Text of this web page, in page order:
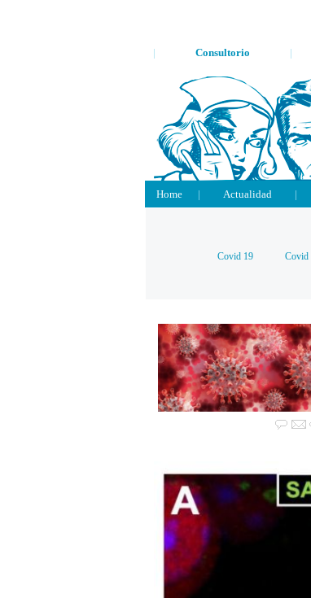
| Consultorio |
Home | Actualidad |
Covid 19 Covid